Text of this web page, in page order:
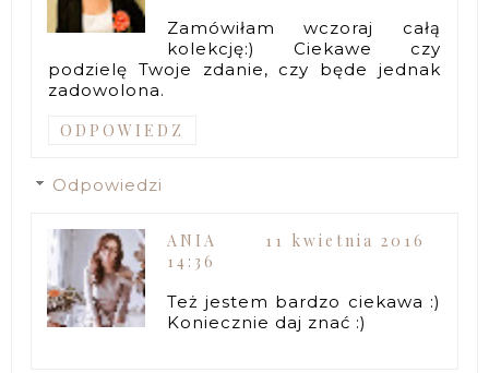
Zamówiłam wczoraj całą
kolekcję:) Ciekawe czy
podzielę Twoje zdanie, czy będe jednak
zadowolona.
ODPOWIEDZ
Odpowiedzi
ANIA
11 kwietnia 2016
14:36
Też jestem bardzo ciekawa :)
Koniecznie daj znać :)